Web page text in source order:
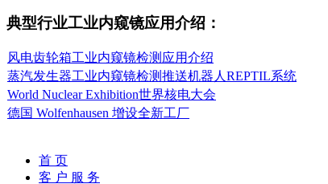
典型行业工业内窥镜应用介绍：
风电齿轮箱工业内窥镜检测应用介绍
蒸汽发生器工业内窥镜检测推送机器人REPTIL系统
World Nuclear Exhibition世界核电大会
德国 Wolfenhausen 增设全新工厂
首 页
客 户 服 务